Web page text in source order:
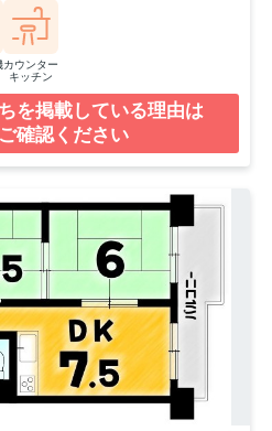
カウンター
キッチン
を掲載している理由は
確認ください